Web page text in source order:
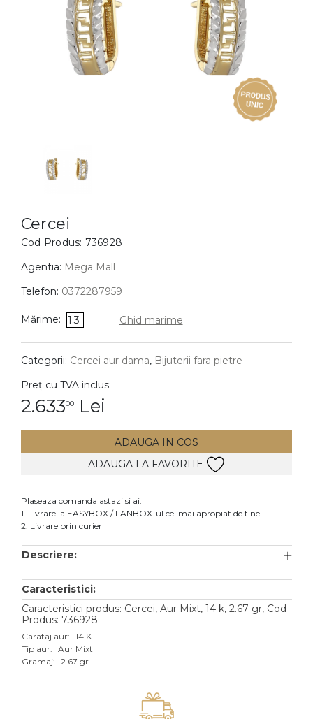
BIJUTERII COPII
Cercei
Bratari
Coliere
Lanturi
Pandantive
DIAMANTE Vezi toate
Cercei
Accesorii
Aur alb
Aur roz
Aur mixt
Cercei
Cod Produs: 736928
Agentia: Mega Mall
Telefon: 0372287959
Mărime: 1.3 Ghid marime
Categorii: Cercei aur dama, Bijuterii fara pietre
Preț cu TVA inclus:
2.63300 Lei
ADAUGA IN COS
ADAUGA LA FAVORITE
Plaseaza comanda astazi si ai:
1. Livrare la EASYBOX / FANBOX-ul cel mai apropiat de tine
2. Livrare prin curier
Descriere:
Caracteristici:
Caracteristici produs: Cercei, Aur Mixt, 14 k, 2.67 gr, Cod
Produs: 736928
Carataj aur: 14 K
Tip aur: Aur Mixt
Gramaj: 2.67 gr